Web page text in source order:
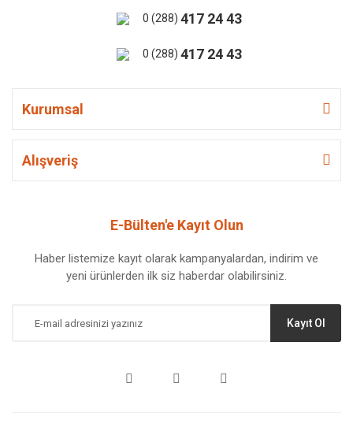
0 (288) 417 24 43
0 (288) 417 24 43
Kurumsal
Alışveriş
E-Bülten'e Kayıt Olun
Haber listemize kayıt olarak kampanyalardan, indirim ve
yeni ürünlerden ilk siz haberdar olabilirsiniz.
Kayıt Ol